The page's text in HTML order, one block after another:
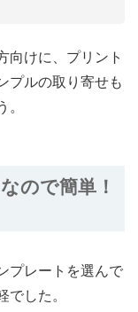
向けに、プリント
プルの取り寄せも
。
ので簡単！
プレートを選んで
でした。